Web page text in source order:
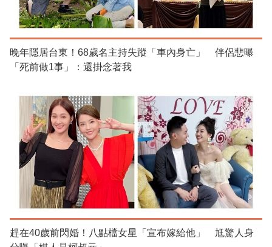
晚年隱居台東！68歲名主持失蹤「車內身亡」 伴侶悲曝
「死前做1事」：還掛念著我
趕在40歲前閃婚！八點檔女星「宣布嫁給他」 尪驚人身